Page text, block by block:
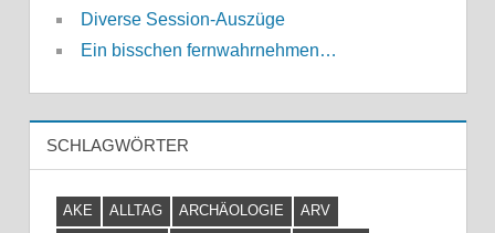
Diverse Session-Auszüge
Ein bisschen fernwahrnehmen…
SCHLAGWÖRTER
AKE ALLTAG ARCHÄOLOGIE
ARV